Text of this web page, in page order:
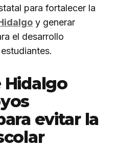
para fortalecer la
y generar
el desarrollo
Hidalgo
evitar la